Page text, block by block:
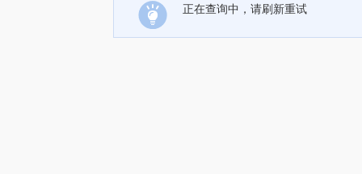
正在查询中，请刷新重试